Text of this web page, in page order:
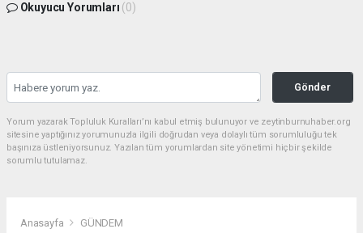
Okuyucu Yorumları (0)
Gönder
Yorum yazarak Topluluk Kuralları’nı kabul etmiş bulunuyor ve zeytinburnuhaber.org
sitesine yaptığınız yorumunuzla ilgili doğrudan veya dolaylı tüm sorumluluğu tek
başınıza üstleniyorsunuz. Yazılan tüm yorumlardan site yönetimi hiçbir şekilde
sorumlu tutulamaz.
Anasayfa GÜNDEM